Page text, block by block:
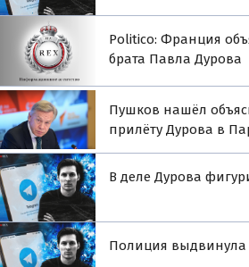
Politico: Франция
брата Павла Дурова
Пушков нашёл
прилёту Дурова в
В деле Дурова
Полиция выдвинула